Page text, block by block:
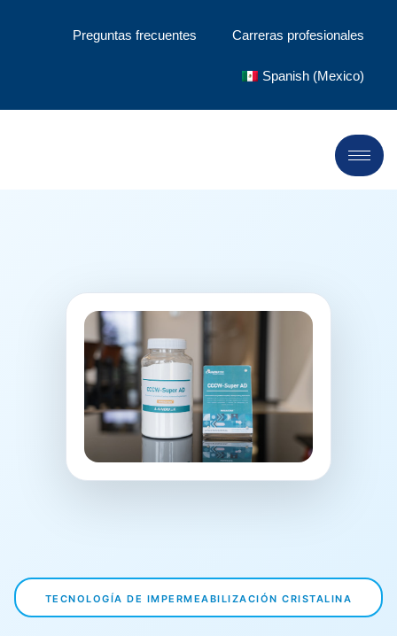
Preguntas frecuentes Carreras profesionales
Spanish (Mexico)
TECNOLOGÍA DE IMPERMEABILIZACIÓN CRISTALINA